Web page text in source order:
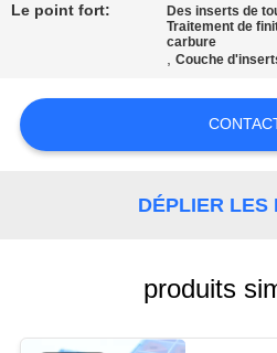
UN DEVIS
PLAN
DU
CONFIDENTIALITÉ
Le point fort: Des inserts de
Traitement de
carbure
,Couche
DÉPLIER LES
produits